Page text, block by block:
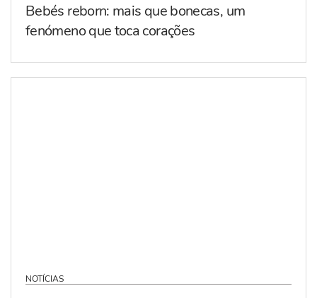
Bebés reborn: mais que bonecas, um
fenómeno que toca corações
NOTÍCIAS